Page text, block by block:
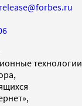
технологии